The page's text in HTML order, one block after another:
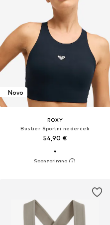
Novo
ROXY
Bustier Športni nederček
54,90 €